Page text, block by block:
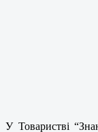
У Товаристві